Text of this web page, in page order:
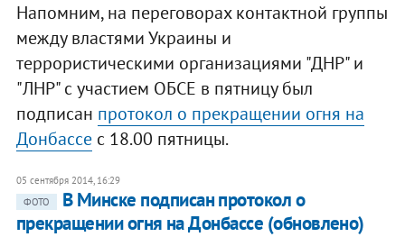
Напомним, на переговорах контактной группы
между властями Украины и
террористическими организациями "ДНР" и
"ЛНР" с участием ОБСЕ в пятницу был
подписан протокол о прекращении огня на
Донбассес 18.00 пятницы.
05 сентября 2014, 16:29
ФОТО
В Минске подписан протокол о
прекращении огня на Донбассе (обновлено)